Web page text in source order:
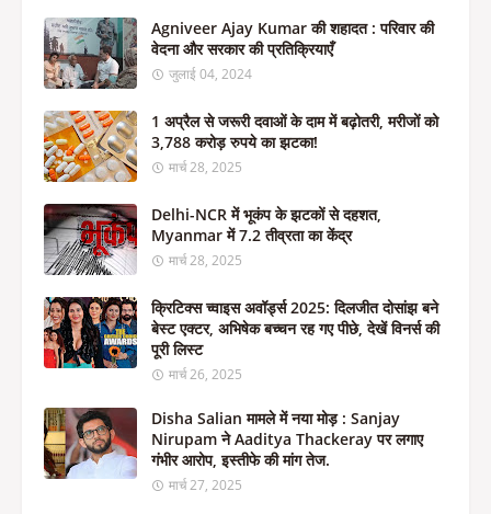
Agniveer Ajay Kumar की शहादत : परिवार की
वेदना और सरकार की प्रतिक्रियाएँ
जुलाई 04, 2024
1 अप्रैल से जरूरी दवाओं के दाम में बढ़ोतरी, मरीजों को
3,788 करोड़ रुपये का झटका!
मार्च 28, 2025
Delhi-NCR में भूकंप के झटकों से दहशत,
Myanmar में 7.2 तीव्रता का केंद्र
मार्च 28, 2025
क्रिटिक्स च्वाइस अवॉर्ड्स 2025: दिलजीत दोसांझ बने
बेस्ट एक्टर, अभिषेक बच्चन रह गए पीछे, देखें विनर्स की
पूरी लिस्ट
मार्च 26, 2025
Disha Salian मामले में नया मोड़ : Sanjay
Nirupam ने Aaditya Thackeray पर लगाए
गंभीर आरोप, इस्तीफे की मांग तेज.
मार्च 27, 2025